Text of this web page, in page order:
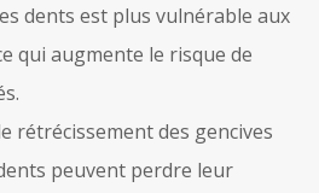
dents est plus vulnérable aux
qui augmente le risque de
rétrécissement des gencives
peuvent perdre leur